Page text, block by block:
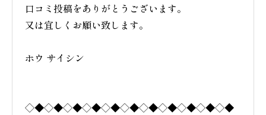
口コミ投稿をありがとうございます。
又は宜しくお願い致します。
ホウ サイシン
◇◆◇◆◇◆◇◆◇◆◇◆◇◆◇◆◇◆◇◆◇◆